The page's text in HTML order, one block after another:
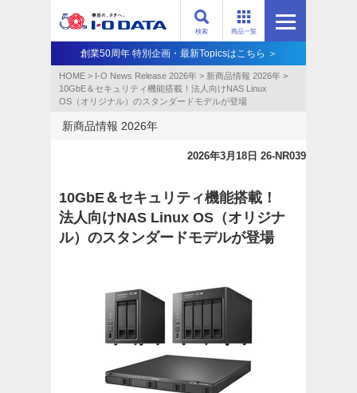
商品一覧
検索
創業50周年 特別企画・最新Topicsはこちら ＞
HOME > I-O News Release 2026年 > 新商品情報 2026年 >
10GbE＆セキュリティ機能搭載！法人向けNAS Linux
OS（オリジナル）のスタンダードモデルが登場
新商品情報 2026年
2026年3月18日 26-NR039
10GbE＆セキュリティ機能搭載！
法人向けNAS Linux OS（オリジナ
ル）のスタンダードモデルが登場